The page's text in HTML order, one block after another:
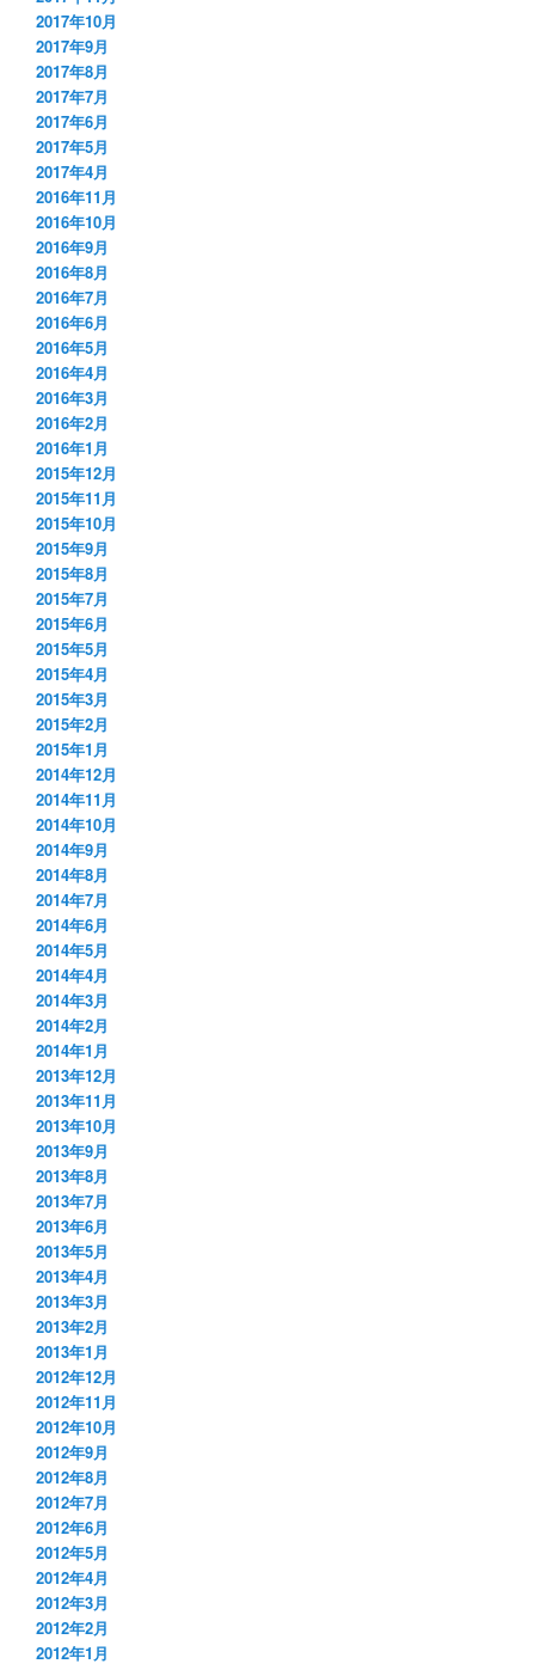
2017年10月
2017年9月
2017年8月
2017年7月
2017年6月
2017年5月
2017年4月
2016年11月
2016年10月
2016年9月
2016年8月
2016年7月
2016年6月
2016年5月
2016年4月
2016年3月
2016年2月
2016年1月
2015年12月
2015年11月
2015年10月
2015年9月
2015年8月
2015年7月
2015年6月
2015年5月
2015年4月
2015年3月
2015年2月
2015年1月
2014年12月
2014年11月
2014年10月
2014年9月
2014年8月
2014年7月
2014年6月
2014年5月
2014年4月
2014年3月
2014年2月
2014年1月
2013年12月
2013年11月
2013年10月
2013年9月
2013年8月
2013年7月
2013年6月
2013年5月
2013年4月
2013年3月
2013年2月
2013年1月
2012年12月
2012年11月
2012年10月
2012年9月
2012年8月
2012年7月
2012年6月
2012年5月
2012年4月
2012年3月
2012年2月
2012年1月